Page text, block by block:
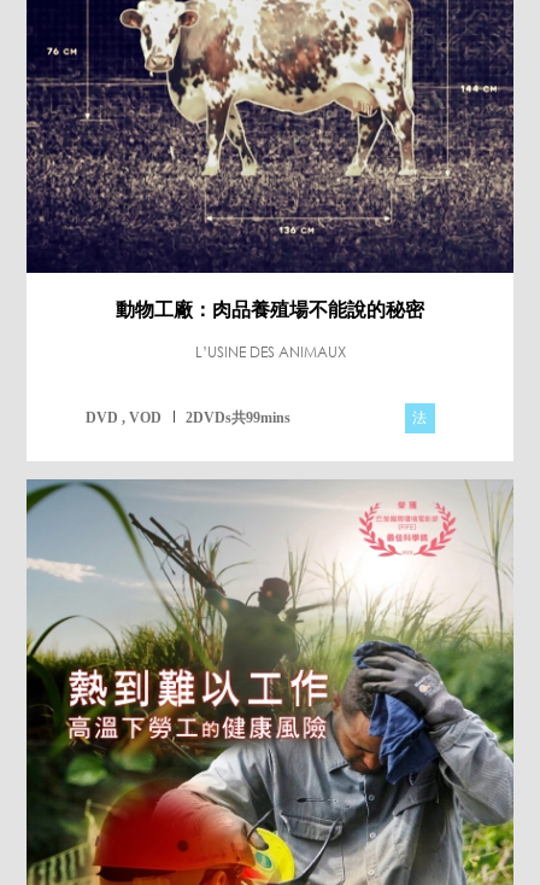
動物工廠：肉品養殖場不能說的秘密
L’USINE DES ANIMAUX
DVD , VOD 2DVDs共99mins 法